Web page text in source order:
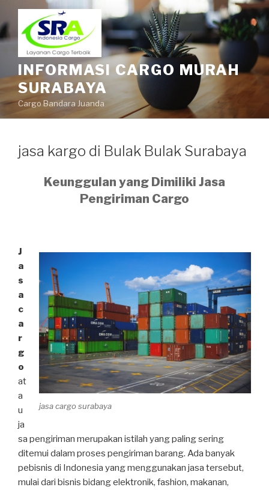
INFORMASI CARGO MURAH
SURABAYA
Cargo Bandara Juanda
jasa kargo di Bulak Bulak Surabaya
Keunggulan yang Dimiliki Jasa
Pengiriman Cargo
jasa cargo surabaya
J
a
s
a
c
a
r
g
o
at
a
u
ja
sa pengiriman merupakan istilah yang paling sering
ditemui dalam proses pengiriman barang. Ada banyak
pebisnis di Indonesia yang menggunakan jasa tersebut,
mulai dari bisnis bidang elektronik, fashion, makanan,